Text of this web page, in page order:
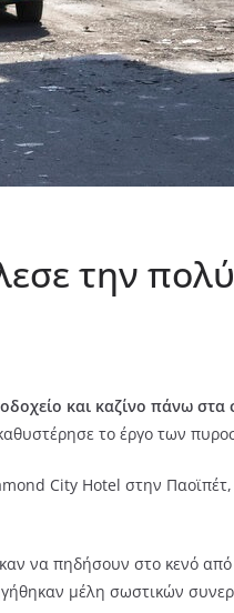
την
και καζίνο πάνω στα
το έργο των
City Hotel στην
να πηδήσουν στο κενό
μέλη σωστικών